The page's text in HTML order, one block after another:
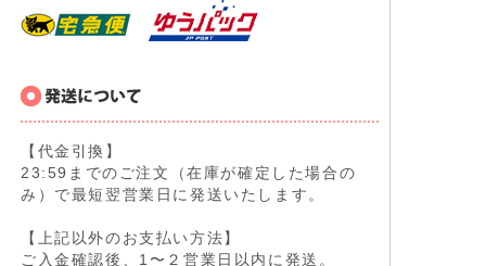
【代金引換】
23:59までのご注文（在庫が確定した場合の
み）で最短翌営業日に発送いたします。
【上記以外のお支払い方法】
ご入金確認後、1〜２営業日以内に発送。